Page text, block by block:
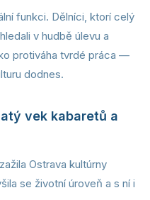
funkci. Dělníci, ktorí celý
v hudbě úlevu a
protiváha tvrdé práca —
dodnes.
vek kabaretů a
Ostrava kultúrny
se životní úroveň a s ní i